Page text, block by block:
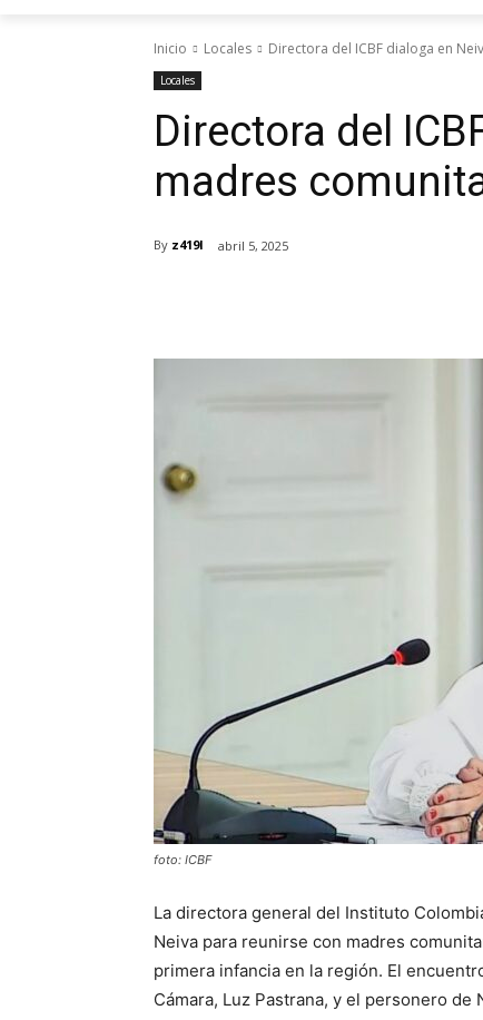
Inicio Locales Directora del ICBF dialoga en
Locales
Directora del
madres
By z419l abril 5, 2025
foto: ICBF
La directora general del Instituto
Neiva para reunirse con madres
primera infancia en la región. El
Cámara, Luz Pastrana, y el personero de